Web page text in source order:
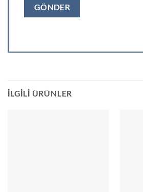
İLGILI ÜRÜNLER